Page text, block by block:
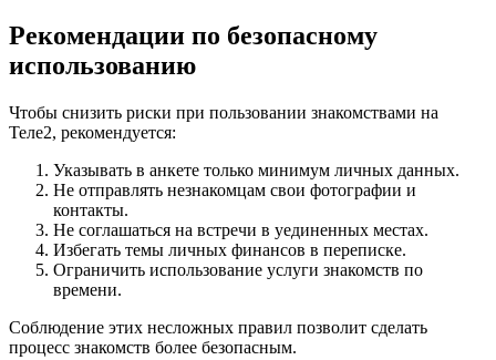
Рекомендации по безопасному
использованию
Чтобы снизить риски при пользовании знакомствами на
Теле2, рекомендуется:
Указывать в анкете только минимум личных данных.
Не отправлять незнакомцам свои фотографии и
контакты.
Не соглашаться на встречи в уединенных местах.
Избегать темы личных финансов в переписке.
Ограничить использование услуги знакомств по
времени.
Соблюдение этих несложных правил позволит сделать
процесс знакомств более безопасным.